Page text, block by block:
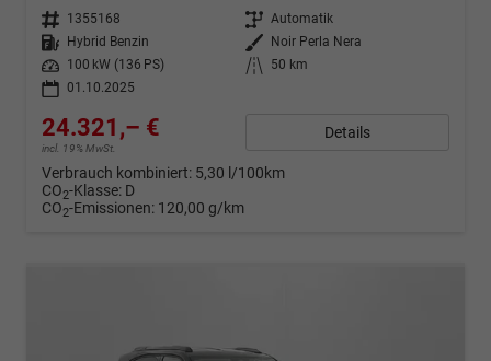
Fahrzeugnr. 1355168 Getriebe Automatik
Kraftstoff
Hybrid Benzin Außenfarbe
Noir Perla Nera
Leistung
100 kW (136 PS) Kilometerstand
50 km
01.10.2025
24.321,– €
incl. 19% MwSt.
Details
Verbrauch kombiniert: 5,30 l/100km
CO2-Klasse: D
CO2-Emissionen: 120,00 g/km